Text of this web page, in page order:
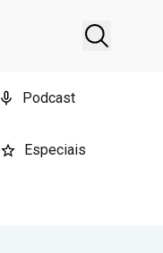
Podcast
Especiais